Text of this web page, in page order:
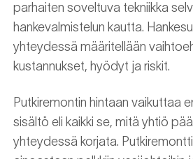
parhaiten soveltuva tekniikka
hankevalmistelun kautta.
yhteydessä määritellään
kustannukset, hyödyt ja riskit.
Putkiremontin hintaan vaikuttaa
sisältö eli kaikki se, mitä yhtiö
yhteydessä korjata.